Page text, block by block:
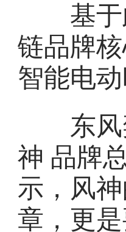
基于此
链品牌
智能电
东风奕
神 品牌
示，风
章，更